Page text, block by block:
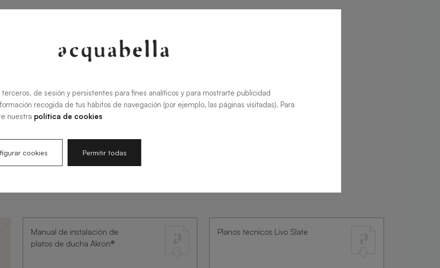
Manual de instalación de
platos de ducha Akron®
Planos técnicos Livo Slate
de sesión y persistentes para fines analíticos y para mostrarte publicidad
recogida de tus hábitos de navegación (por ejemplo, las páginas visitadas). Para
nuestra política de cookies
cookies Permitir todas